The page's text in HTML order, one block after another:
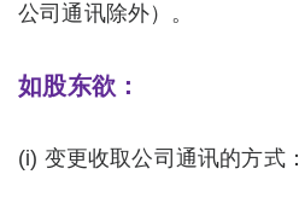
公司通讯除外）。
如股东欲：
(i) 变更收取公司通讯的方式：